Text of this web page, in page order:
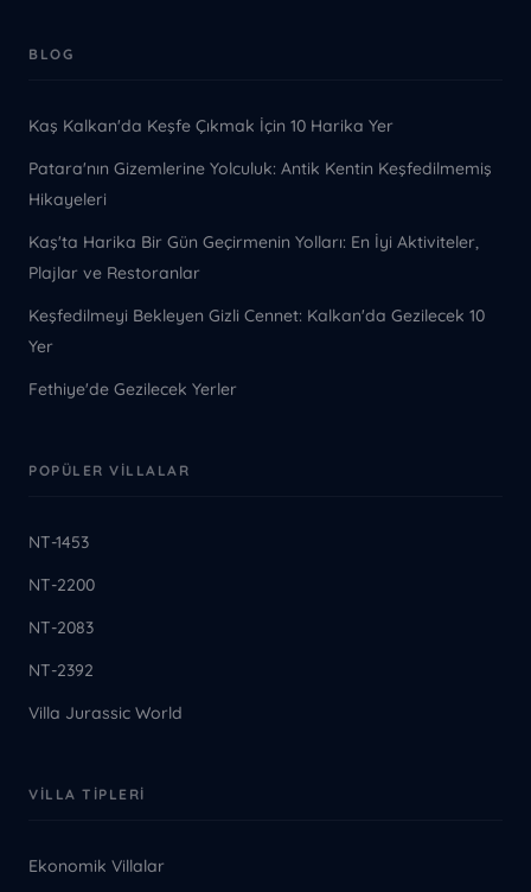
BLOG
Kaş Kalkan'da Keşfe Çıkmak İçin 10 Harika Yer
Patara'nın Gizemlerine Yolculuk: Antik Kentin Keşfedilmemiş
Hikayeleri
Kaş'ta Harika Bir Gün Geçirmenin Yolları: En İyi Aktiviteler,
Plajlar ve Restoranlar
Keşfedilmeyi Bekleyen Gizli Cennet: Kalkan'da Gezilecek 10
Yer
Fethiye'de Gezilecek Yerler
POPÜLER VILLALAR
NT-1453
NT-2200
NT-2083
NT-2392
Villa Jurassic World
VILLA TIPLERI
Ekonomik Villalar